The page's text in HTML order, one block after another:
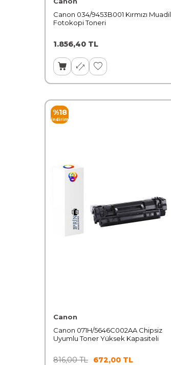
Canon 034/9453B001 Kırmızı Muadil
Fotokopi Toneri
1.856,40 TL
%18
İndirim
Canon
Canon 071H/5646C002AA Chipsiz
Uyumlu Toner Yüksek Kapasiteli
816,00TL 672,00 TL